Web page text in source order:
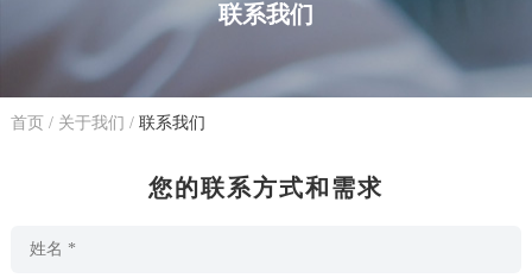
联系我们
首页 / 关于我们 / 联系我们
您的联系方式和需求